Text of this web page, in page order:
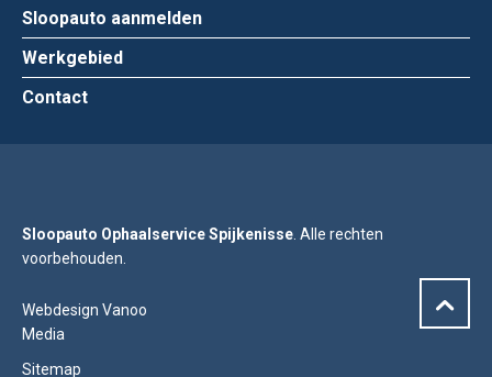
Sloopauto aanmelden
Werkgebied
Contact
Sloopauto Ophaalservice Spijkenisse . Alle rechten
voorbehouden.
Webdesign Vanoo
Media
Sitemap